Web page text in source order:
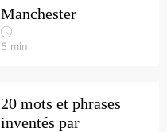
Manchester
5 min
20 mots et phrases
inventés par